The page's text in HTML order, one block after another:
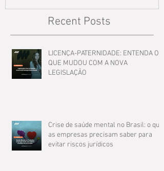
Recent Posts
LICENÇA-PATERNIDADE: ENTENDA O
QUE MUDOU COM A NOVA
LEGISLAÇÃO
Crise de saúde mental no Brasil: o que
as empresas precisam saber para
evitar riscos jurídicos